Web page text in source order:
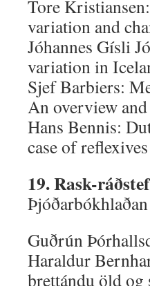
Tore
variation and
Jóhannes Gísli
variation in
Sjef Barbiers:
An overview
Hans Bennis:
case of
19. Rask-
Guðrún
Haraldur
þrettándu öld og